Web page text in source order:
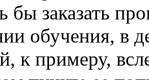
бы заказать
обучения, в
к примеру,